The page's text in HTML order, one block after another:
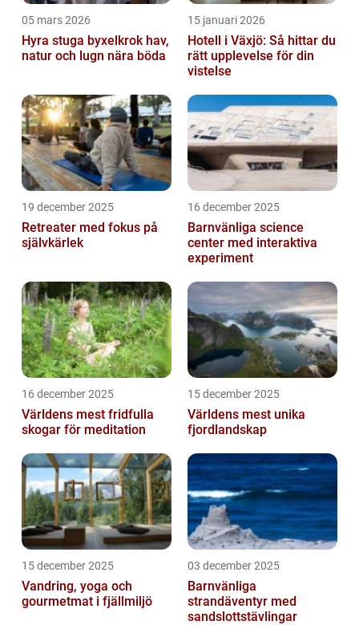
05 mars 2026
Hyra stuga byxelkrok hav,
natur och lugn nära böda
15 januari 2026
Hotell i Växjö: Så hittar du
rätt upplevelse för din
vistelse
19 december 2025
Retreater med fokus på
självkärlek
16 december 2025
Barnvänliga science
center med interaktiva
experiment
16 december 2025
Världens mest fridfulla
skogar för meditation
15 december 2025
Världens mest unika
fjordlandskap
15 december 2025
Vandring, yoga och
gourmetmat i fjällmiljö
03 december 2025
Barnvänliga
strandäventyr med
sandslottstävlingar